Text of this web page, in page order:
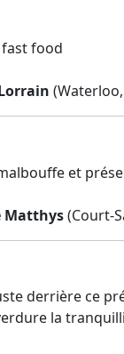
food
et
Matthys(Court-
derrière ce
la